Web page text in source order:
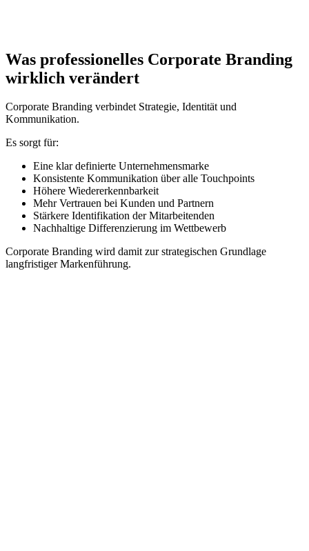
Was professionelles Corporate Branding
wirklich verändert
Corporate Branding verbindet Strategie, Identität und
Kommunikation.
Es sorgt für:
Eine klar definierte Unternehmensmarke
Konsistente Kommunikation über alle Touchpoints
Höhere Wiedererkennbarkeit
Mehr Vertrauen bei Kunden und Partnern
Stärkere Identifikation der Mitarbeitenden
Nachhaltige Differenzierung im Wettbewerb
Corporate Branding wird damit zur strategischen Grundlage
langfristiger Markenführung.